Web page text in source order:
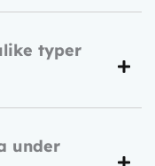
typer
under